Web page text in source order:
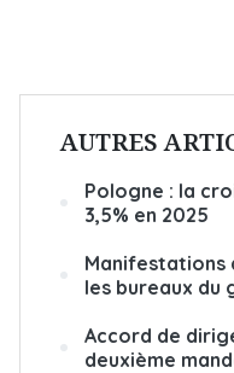
AUTRES
Pologne : la
3,5% en 2025
Manifestations
les bureaux du
Accord de
deuxième